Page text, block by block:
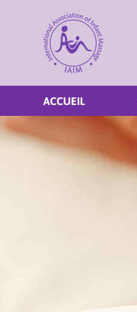
ACCUEIL